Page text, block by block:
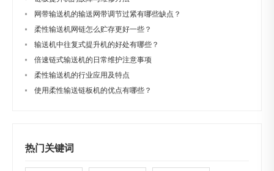
网带输送机的输送网带调节过紧有哪些缺点？
柔性输送机网链怎么贮存更好一些？
输送机中往复式提升机的好处有哪些？
倍速链式输送机的日常维护注意事项
柔性输送机的行业应用及特点
使用柔性输送链板机的优点有哪些？
热门关键词